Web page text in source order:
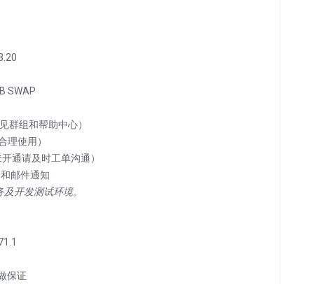
SWAP
群组和帮助中心）
理使用）
通请及时工单沟通）
开发测试环境。